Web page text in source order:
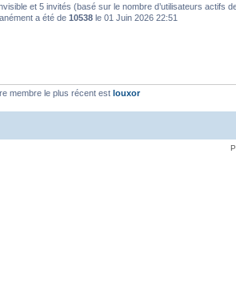
et 5 invités (basé sur le nombre d’utilisateurs actifs
a été de 10538 le 01 Juin 2026 22:51
membre le plus récent est louxor